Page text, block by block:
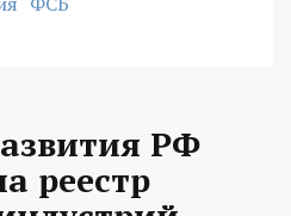
РФ
реестр